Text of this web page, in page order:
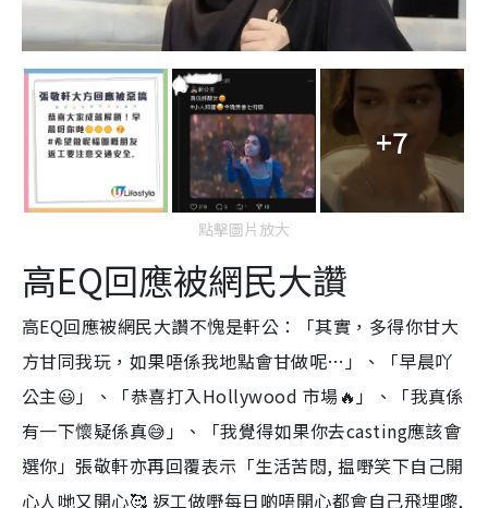
+7
點擊圖片放大
高EQ回應被網民大讚
高EQ回應被網民大讚不愧是軒公：「其實，多得你甘大
方甘同我玩，如果唔係我地點會甘做呢…」、「早晨吖
公主😃」、「恭喜打入Hollywood 市場🔥」、「我真係
有一下懷疑係真😅」、「我覺得如果你去casting應該會
選你」張敬軒亦再回覆表示「生活苦悶, 揾嘢笑下自己開
心人哋又開心🥰 返工做嘢每日啲唔開心都會自己飛埋嚟,